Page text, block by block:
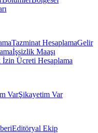
Tazminat HesaplamaGelir
İşsizlik Maaşı
İzin Ücreti Hesaplama
VarŞikayetim Var
Editöryal Ekip